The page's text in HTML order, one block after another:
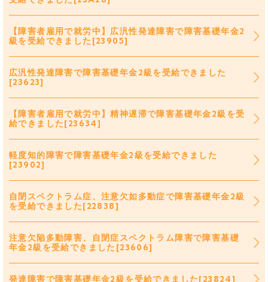
【障害者雇用で就労中】広汎性発達障害で障害基礎年金2
級を受給できました[23905]
広汎性発達障害で障害基礎年金2級を受給できました
[23623]
【障害者雇用で就労中】精神遅滞で障害基礎年金2級を受
給できました[23634]
軽度知的障害で障害基礎年金2級を受給できました
[23902]
自閉スペクトラム症、注意欠如多動症で障害基礎年金2級
を受給できました[22838]
注意欠陥多動障害、自閉症スペクトラム障害で障害基礎
年金2級を受給できました[23606]
発達障害で障害基礎年金2級を受給できました[23824]